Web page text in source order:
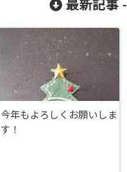
最新記事 -
今年もよろしくお願いしま
す！